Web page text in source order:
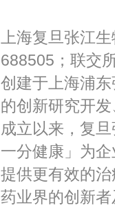
上海复旦张江
688505；联交
创建于上海浦
的创新研究开
成立以来，复
一分健康」为
提供更有效的
药业界的创新